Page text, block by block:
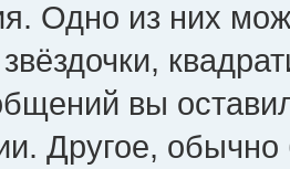
Одно из них
вы
Другое,